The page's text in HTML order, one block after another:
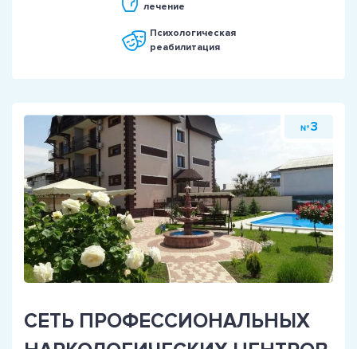
лечение
Психологическая
реабилитация
№ 3
СЕТЬ ПРОФЕССИОНАЛЬНЫХ